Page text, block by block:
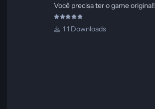
Você precisa ter o game original!
1 Downloads